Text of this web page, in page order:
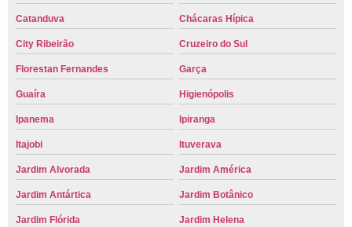
Catanduva Chácaras Hípica
City Ribeirão Cruzeiro do Sul
Florestan Fernandes Garça
Guaíra Higienópolis
Ipanema Ipiranga
Itajobi Ituverava
Jardim Alvorada Jardim América
Jardim Antártica Jardim Botânico
Jardim Flórida Jardim Helena